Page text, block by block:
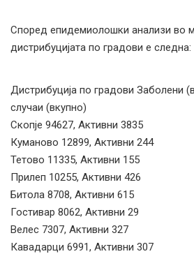
Според епидемиолошки анализи во
дистрибуцијата по градови е следна:
Дистрибуција по градови Заболени
случаи (вкупно)
Скопје 94627, Активни 3835
Куманово 12899, Активни 244
Тетово 11335, Активни 155
Прилеп 10255, Активни 426
Битола 8708, Активни 615
Гостивар 8062, Активни 29
Велес 7307, Активни 327
Кавадарци 6991, Активни 307